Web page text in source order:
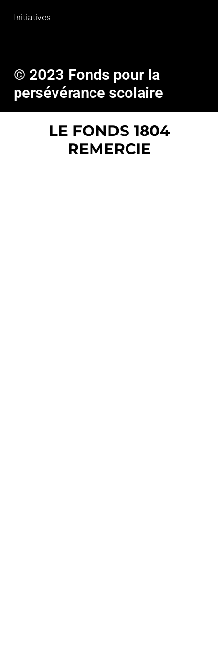
Initiatives
© 2023 Fonds pour la
persévérance scolaire
LE FONDS 1804
REMERCIE